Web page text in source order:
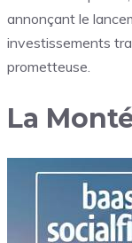
annonçant le
investissements
prometteuse.
La